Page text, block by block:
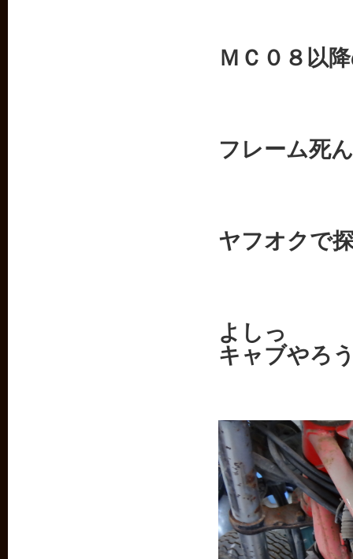
ＭＣ０８以
フレーム死
ヤフオクで
よしっ
キャブやろ